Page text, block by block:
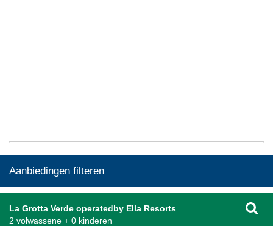
Aanbiedingen filteren
La Grotta Verde operatedby Ella Resorts
2 volwassene + 0 kinderen